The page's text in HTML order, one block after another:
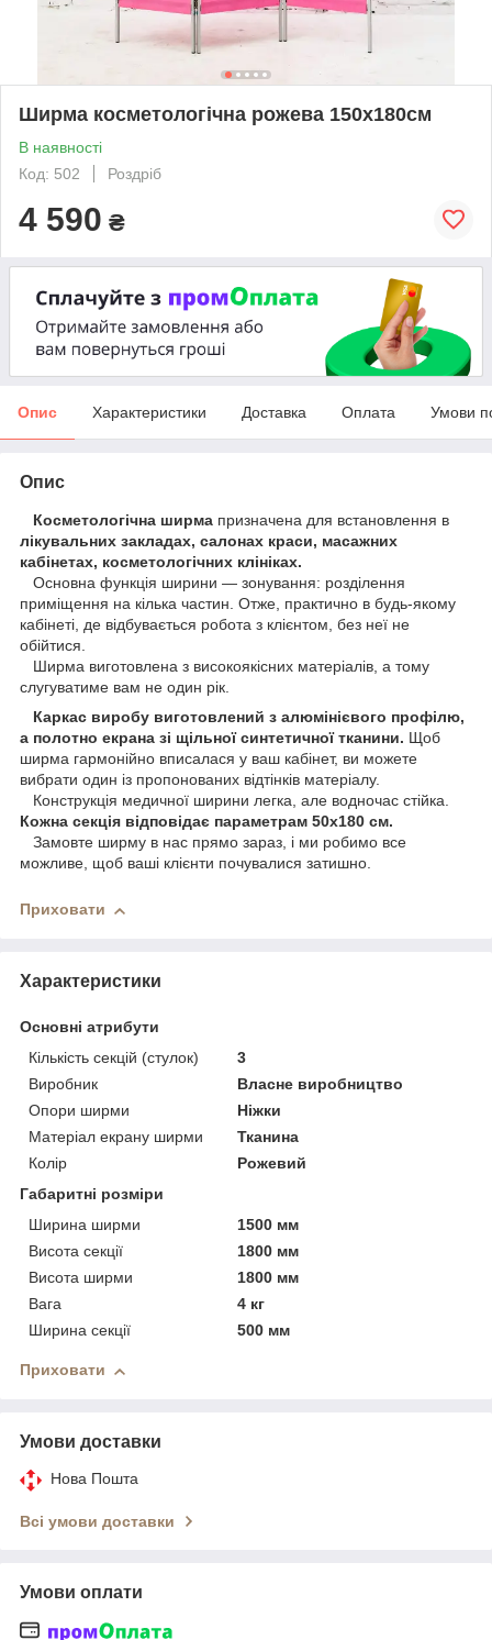
Ширма косметологічна рожева 150х180см
В наявності
Код: 502
Роздріб
4 590 ₴
Опис Характеристики Доставка Оплата Умови
Опис
Косметологічна ширма призначена для встановлення в
лікувальних закладах, салонах краси, масажних
кабінетах, косметологічних клініках.
Основна функція ширини — зонування: розділення
приміщення на кілька частин. Отже, практично в будь-якому
кабінеті, де відбувається робота з клієнтом, без неї не
обійтися.
Ширма виготовлена з високоякісних матеріалів, а тому
слугуватиме вам не один рік.
Каркас виробу виготовлений з алюмінієвого профілю,
а полотно екрана зі щільної синтетичної тканини. Щоб
ширма гармонійно вписалася у ваш кабінет, ви можете
вибрати один із пропонованих відтінків матеріалу.
Конструкція медичної ширини легка, але водночас стійка.
Кожна секція відповідає параметрам 50х180 см.
Замовте ширму в нас прямо зараз, і ми робимо все
можливе, щоб ваші клієнти почувалися затишно.
Приховати
Характеристики
Основні атрибути
Кількість секцій (стулок)
3
Виробник
Власне виробництво
Опори ширми
Ніжки
Матеріал екрану ширми
Тканина
Колір
Рожевий
Габаритні розміри
Ширина ширми
1500 мм
Висота секції
1800 мм
Висота ширми
1800 мм
Вага
4 кг
Ширина секції
500 мм
Приховати
Умови доставки
Нова Пошта
Всі умови доставки
Умови оплати